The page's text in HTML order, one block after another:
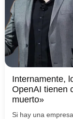
Internamente,
OpenAI tienen
muerto»
Si hay una